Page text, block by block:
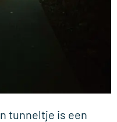
tunneltje is een